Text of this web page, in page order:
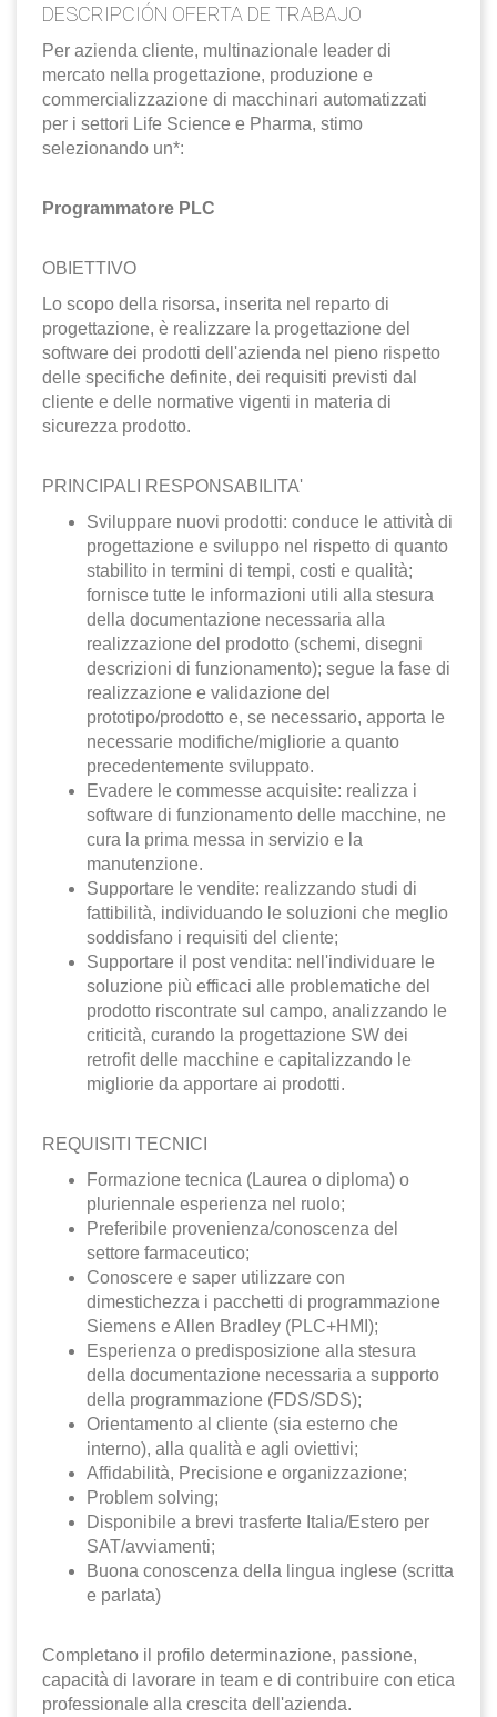
EN
FR
IT
ES
PT
DESCRIPCIÓN OFERTA DE TRABAJO
Per azienda cliente, multinazionale leader di
mercato nella progettazione, produzione e
commercializzazione di macchinari automatizzati
per i settori Life Science e Pharma, stimo
selezionando un*:
Programmatore PLC
OBIETTIVO
Lo scopo della risorsa, inserita nel reparto di
progettazione, è realizzare la progettazione del
software dei prodotti dell'azienda nel pieno rispetto
delle specifiche definite, dei requisiti previsti dal
cliente e delle normative vigenti in materia di
sicurezza prodotto.
PRINCIPALI RESPONSABILITA'
Sviluppare nuovi prodotti: conduce le attività di
progettazione e sviluppo nel rispetto di quanto
stabilito in termini di tempi, costi e qualità;
fornisce tutte le informazioni utili alla stesura
della documentazione necessaria alla
realizzazione del prodotto (schemi, disegni
descrizioni di funzionamento); segue la fase di
realizzazione e validazione del
prototipo/prodotto e, se necessario, apporta le
necessarie modifiche/migliorie a quanto
precedentemente sviluppato.
Evadere le commesse acquisite: realizza i
software di funzionamento delle macchine, ne
cura la prima messa in servizio e la
manutenzione.
Supportare le vendite: realizzando studi di
fattibilità, individuando le soluzioni che meglio
soddisfano i requisiti del cliente;
Supportare il post vendita: nell'individuare le
soluzione più efficaci alle problematiche del
prodotto riscontrate sul campo, analizzando le
criticità, curando la progettazione SW dei
retrofit delle macchine e capitalizzando le
migliorie da apportare ai prodotti.
REQUISITI TECNICI
Formazione tecnica (Laurea o diploma) o
pluriennale esperienza nel ruolo;
Preferibile provenienza/conoscenza del
settore farmaceutico;
Conoscere e saper utilizzare con
dimestichezza i pacchetti di programmazione
Siemens e Allen Bradley (PLC+HMI);
Esperienza o predisposizione alla stesura
della documentazione necessaria a supporto
della programmazione (FDS/SDS);
Orientamento al cliente (sia esterno che
interno), alla qualità e agli oviettivi;
Affidabilità, Precisione e organizzazione;
Problem solving;
Disponibile a brevi trasferte Italia/Estero per
SAT/avviamenti;
Buona conoscenza della lingua inglese (scritta
e parlata)
Completano il profilo determinazione, passione,
capacità di lavorare in team e di contribuire con etica
professionale alla crescita dell'azienda.